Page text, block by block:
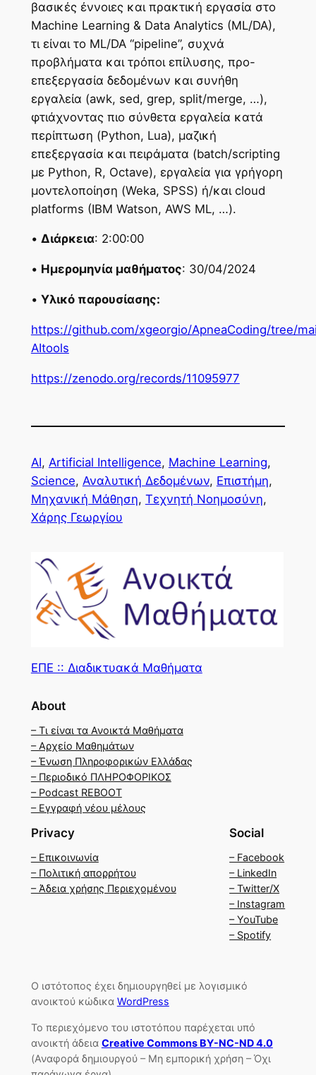
βασικές έννοιες και πρακτική εργασία στο
Machine Learning & Data Analytics (ML/DA),
τι είναι το ML/DA “pipeline”, συχνά
προβλήματα και τρόποι επίλυσης, προ-
επεξεργασία δεδομένων και συνήθη
εργαλεία (awk, sed, grep, split/merge, …),
φτιάχνοντας πιο σύνθετα εργαλεία κατά
περίπτωση (Python, Lua), μαζική
επεξεργασία και πειράματα (batch/scripting
με Python, R, Octave), εργαλεία για γρήγορη
μοντελοποίηση (Weka, SPSS) ή/και cloud
platforms (IBM Watson, AWS ML, …).
• Διάρκεια: 2:00:00
• Ημερομηνία μαθήματος: 30/04/2024
• Υλικό παρουσίασης:
https://github.com/xgeorgio/ApneaCoding/tree/
AItools
https://zenodo.org/records/11095977
AI, Artificial Intelligence, Machine Learning
Science, Αναλυτική Δεδομένων, Επιστήμη
Μηχανική Μάθηση, Τεχνητή Νοημοσύνη
Χάρης Γεωργίου
ΕΠΕ :: Διαδικτυακά Μαθήματα
About
– Τι είναι τα Ανοικτά Μαθήματα
– Αρχείο Μαθημάτων
– Ένωση Πληροφορικών Ελλάδας
– Περιοδικό ΠΛΗΡΟΦΟΡΙΚΟΣ
– Podcast REBOOT
– Εγγραφή νέου μέλους
Privacy
– Επικοινωνία
– Πολιτική απορρήτου
– Άδεια χρήσης Περιεχομένου
Social
– Facebook
– LinkedIn
– Twitter/X
– Instagram
– YouTube
– Spotify
Ο ιστότοπος έχει δημιουργηθεί με λογισμικό
ανοικτού κώδικα WordPress
Το περιεχόμενο του ιστοτόπου παρέχεται υπό
ανοικτή άδεια Creative Commons BY-NC-ND 4.0
(Αναφορά δημιουργού – Μη εμπορική χρήση – Όχι